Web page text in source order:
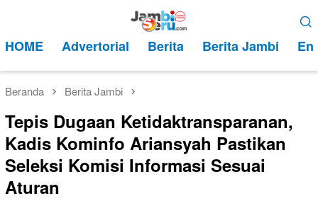
kontenMobile
HOME Advertorial Berita Berita Jambi
Beranda Berita Jambi
Tepis Dugaan Ketidaktransparanan,
Kadis Kominfo Ariansyah Pastikan
Seleksi Komisi Informasi Sesuai
Aturan